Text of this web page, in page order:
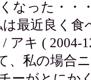
なった・・
最近良く食
アキ ( 2004-
、私の場合